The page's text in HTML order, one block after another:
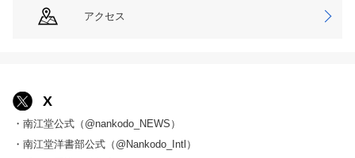
アクセス
X
・南江堂公式（@nankodo_NEWS）
・南江堂洋書部公式（@Nankodo_Intl）